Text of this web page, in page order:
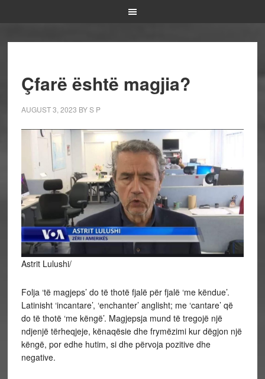
Çfarë është magjia?
AUGUST 3, 2023 BYS P
Astrit Lulushi/
Folja ‘të magjeps’ do të thotë fjalë për fjalë ‘me këndue’.
Latinisht ‘incantare’, ‘enchanter’ anglisht; me ‘cantare’ që
do të thotë ‘me këngë’. Magjepsja mund të tregojë një
ndjenjë tërheqjeje, kënaqësie dhe frymëzimi kur dëgjon një
këngë, por edhe hutim, si dhe përvoja pozitive dhe
negative.